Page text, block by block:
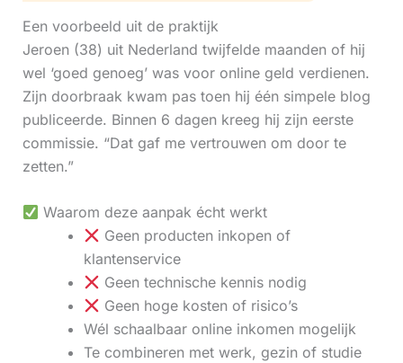
Een voorbeeld uit de praktijk
Jeroen (38) uit Nederland twijfelde maanden of hij
wel ‘goed genoeg’ was voor online geld verdienen.
Zijn doorbraak kwam pas toen hij één simpele blog
publiceerde. Binnen 6 dagen kreeg hij zijn eerste
commissie. “Dat gaf me vertrouwen om door te
zetten.”
Waarom deze aanpak écht werkt
Geen producten inkopen of
klantenservice
Geen technische kennis nodig
Geen hoge kosten of risico’s
Wél schaalbaar online inkomen mogelijk
Te combineren met werk, gezin of studie